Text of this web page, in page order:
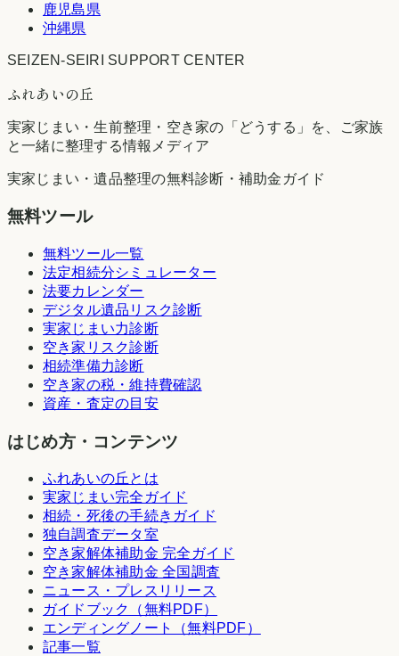
鹿児島県
沖縄県
SEIZEN-SEIRI SUPPORT CENTER
ふれあいの丘
実家じまい・生前整理・空き家の「どうする」を、ご家族
と一緒に整理する情報メディア
実家じまい・遺品整理の無料診断・補助金ガイド
無料ツール
無料ツール一覧
法定相続分シミュレーター
法要カレンダー
デジタル遺品リスク診断
実家じまい力診断
空き家リスク診断
相続準備力診断
空き家の税・維持費確認
資産・査定の目安
はじめ方・コンテンツ
ふれあいの丘とは
実家じまい完全ガイド
相続・死後の手続きガイド
独自調査データ室
空き家解体補助金 完全ガイド
空き家解体補助金 全国調査
ニュース・プレスリリース
ガイドブック（無料PDF）
エンディングノート（無料PDF）
記事一覧